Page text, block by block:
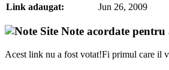
Link adaugat:
Jun 26, 2009
Note acordate pentru
Acest link nu a fost votat!Fi primul care il